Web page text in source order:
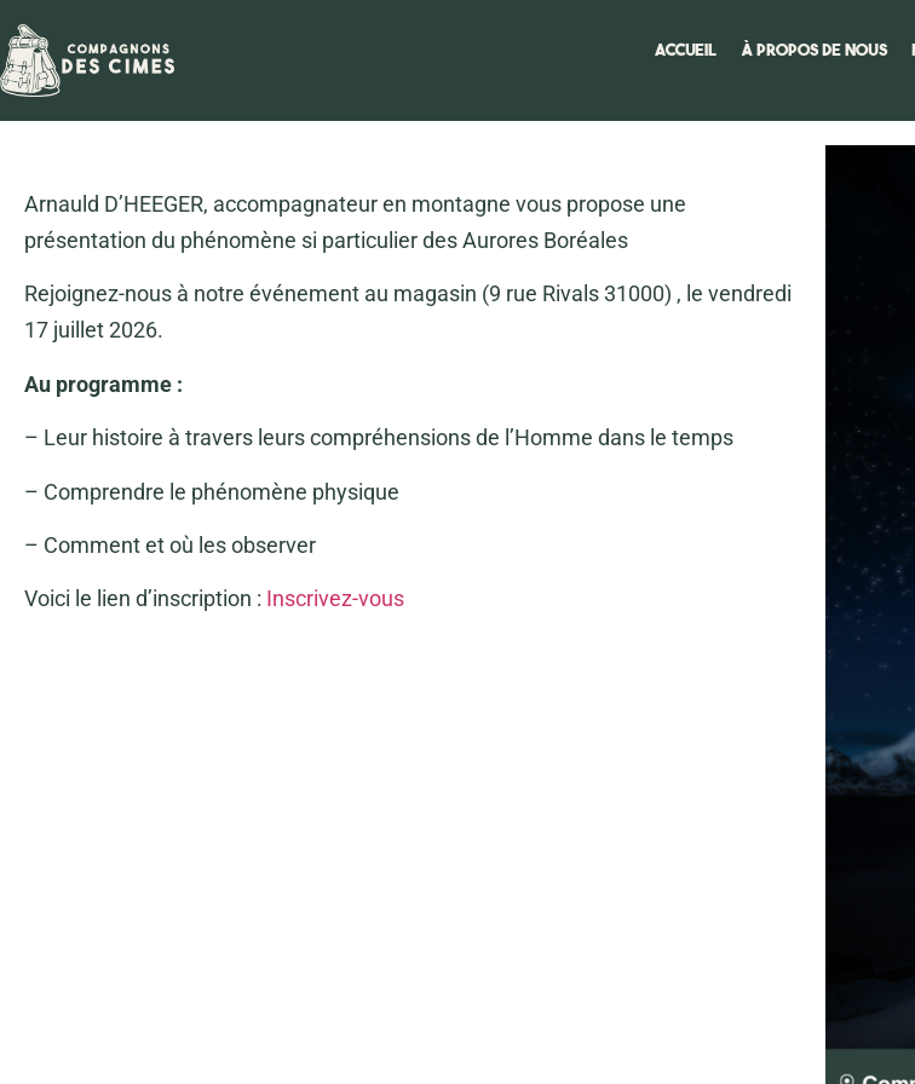
Accueil À propos de nous
Arnauld D’HEEGER, accompagnateur en montagne vous propose une
présentation du phénomène si particulier des Aurores Boréales
Rejoignez-nous à notre événement au magasin (9 rue Rivals 31000) , le vendredi
17 juillet 2026.
Au programme :
– Leur histoire à travers leurs compréhensions de l’Homme dans le temps
– Comprendre le phénomène physique
– Comment et où les observer
Voici le lien d’inscription : Inscrivez-vous